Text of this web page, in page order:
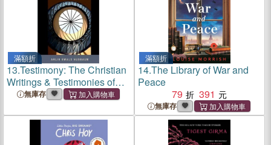
滿額折
13.Testimony: The Christian
Writings & Testimonies of
Arlin Ewald Nusbaum
無庫存
滿額折
14.The Library of War and
Peace
79
391
無庫存